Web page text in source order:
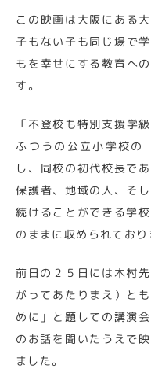
この映画は大阪にある
子もない子も同じ場で
もを幸せにする教育へ
す。
「不登校も特別支援
ふつうの公立小学校
し、同校の初代校長で
保護者、地域の人、そ
続けることができる学
のままに収められており
前日の２５日には木村
がってあたりまえ）と
めに」と題しての講演
のお話を聞いたうえで
ました。